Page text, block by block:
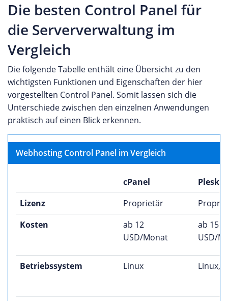
Die besten Control Panel für
die Serververwaltung im
Vergleich
Die folgende Tabelle enthält eine Übersicht zu den
wichtigsten Funktionen und Eigenschaften der hier
vorgestellten Control Panel. Somit lassen sich die
Unterschiede zwischen den einzelnen Anwendungen
praktisch auf einen Blick erkennen.
Webhosting Control Panel im Vergleich
cPanel
Plesk
Lizenz
Proprietär
Kosten
ab 12
USD/Monat
ab 15
USD/
Betriebssystem Linux Linux,